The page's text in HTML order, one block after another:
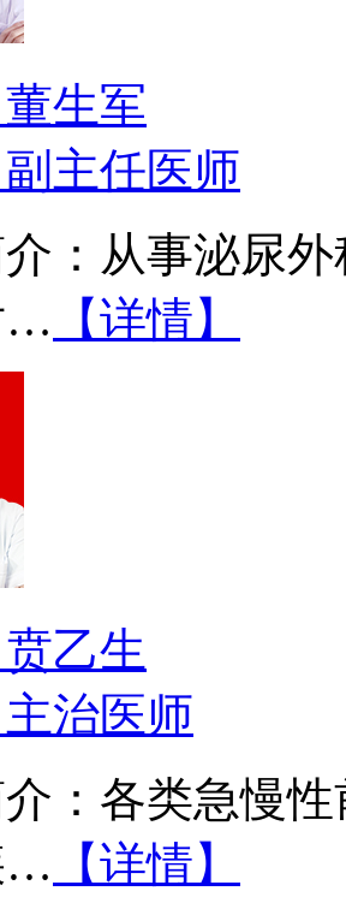
生军
主任医师
从事泌尿外
… 【详情】
乙生
治医师
各类急慢性
… 【详情】